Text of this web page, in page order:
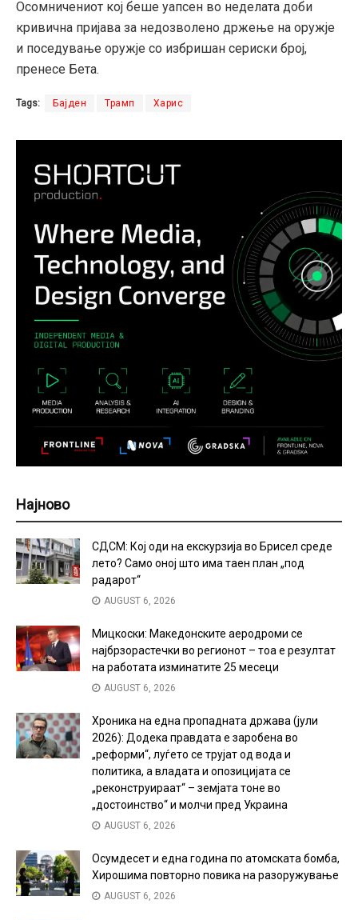
Осомничениот кој беше уапсен во неделата доби
кривична пријава за недозволено држење на оружје
и поседување оружје со избришан сериски број,
пренесе Бета.
Tags: Бајден Трамп Харис
Најново
СДСМ: Кој оди на екскурзија во Брисел среде
лето? Само оној што има таен план „под
радарот“
AUGUST 6, 2026
Мицкоски: Македонските аеродроми се
најбрзорастечки во регионот – тоа е резултат
на работата изминатите 25 месеци
AUGUST 6, 2026
Хроника на една пропадната држава (јули
2026): Додека правдата е заробена во
„реформи“, луѓето се трујат од вода и
политика, а владата и опозицијата се
„реконструираат“ – земјата тоне во
„достоинство“ и молчи пред Украина
AUGUST 6, 2026
Осумдесет и една година по атомската бомба,
Хирошима повторно повика на разоружување
AUGUST 6, 2026